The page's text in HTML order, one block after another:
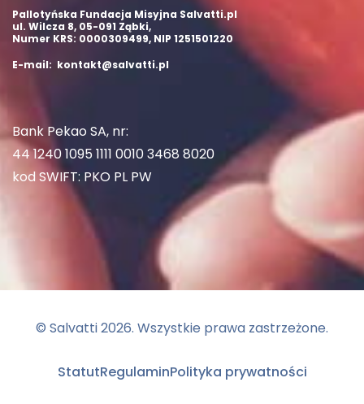
Pallotyńska Fundacja Misyjna Salvatti.pl
ul. Wilcza 8, 05-091 Ząbki,
Numer KRS: 0000309499, NIP 1251501220
E-mail: kontakt@salvatti.pl
Bank Pekao SA, nr:
44 1240 1095 1111 0010 3468 8020
kod SWIFT: PKO PL PW
© Salvatti2026. Wszystkie prawa zastrzeżone.
StatutRegulaminPolityka prywatności